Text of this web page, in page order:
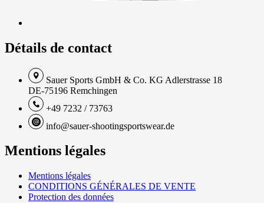
Détails de contact
Sauer Sports GmbH & Co. KG Adlerstrasse 18
DE-75196 Remchingen
+49 7232 / 73763
info@sauer-shootingsportswear.de
Mentions légales
Mentions légales
CONDITIONS GÉNÉRALES DE VENTE
Protection des données